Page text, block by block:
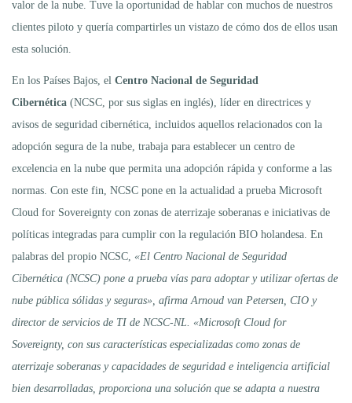
valor de la nube. Tuve la oportunidad de hablar con muchos de nuestros
clientes piloto y quería compartirles un vistazo de cómo dos de ellos usan
esta solución.
En los Países Bajos, el Centro Nacional de Seguridad
Cibernética (NCSC, por sus siglas en inglés), líder en directrices y
avisos de seguridad cibernética, incluidos aquellos relacionados con la
adopción segura de la nube, trabaja para establecer un centro de
excelencia en la nube que permita una adopción rápida y conforme a las
normas. Con este fin, NCSC pone en la actualidad a prueba Microsoft
Cloud for Sovereignty con zonas de aterrizaje soberanas e iniciativas de
políticas integradas para cumplir con la regulación BIO holandesa. En
palabras del propio NCSC, «El Centro Nacional de Seguridad
Cibernética (NCSC) pone a prueba vías para adoptar y utilizar ofertas de
nube pública sólidas y seguras», afirma Arnoud van Petersen, CIO y
director de servicios de TI de NCSC-NL. «Microsoft Cloud for
Sovereignty, con sus características especializadas como zonas de
aterrizaje soberanas y capacidades de seguridad e inteligencia artificial
bien desarrolladas, proporciona una solución que se adapta a nuestra